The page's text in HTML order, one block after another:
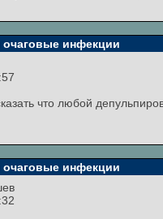
инфекции
что любой
инфекции